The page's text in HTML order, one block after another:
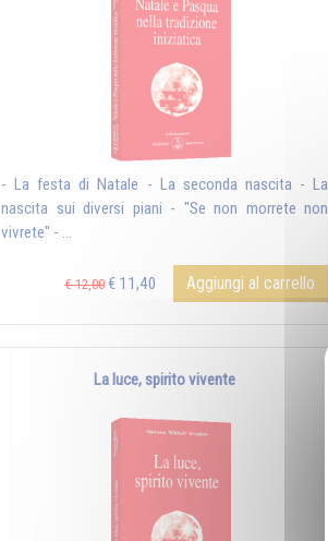
- La festa di Natale - La seconda nascita - La
nascita sui diversi piani - "Se non morrete non
vivrete" - ...
€ 12,00 € 11,40 Aggiungi al carrello
La luce, spirito vivente